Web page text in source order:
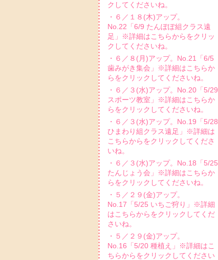
クしてくださいね。
・６／１８(木)アップ。
No.22「6/9 たんぽぽ組クラス遠
足」※詳細はこちらからをクリッ
クしてくださいね。
・６／８(月)アップ。No.21「6/5
歯みがき集会」※詳細はこちらか
らをクリックしてくださいね。
・６／３(水)アップ。No.20「5/29
スポーツ教室」※詳細はこちらか
らをクリックしてくださいね。
・６／３(水)アップ。No.19「5/28
ひまわり組クラス遠足」※詳細は
こちらからをクリックしてくださ
いね。
・６／３(水)アップ。No.18「5/25
たんじょう会」※詳細はこちらか
らをクリックしてくださいね。
・５／２９(金)アップ。
No.17「5/25 いちご狩り」※詳細
はこちらからをクリックしてくだ
さいね。
・５／２９(金)アップ。
No.16「5/20 種植え」※詳細はこ
ちらからをクリックしてください